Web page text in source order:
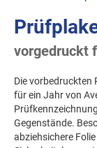
vorgedruckt
Die
für ein Jahr von
Gegenstände.
abziehsichere